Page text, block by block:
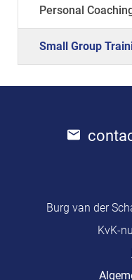
Personal
Small Group
Burg van der
KvK-